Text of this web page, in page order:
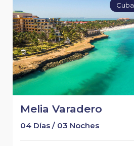
Melia Varadero
04 Días / 03 Noches
Cuba